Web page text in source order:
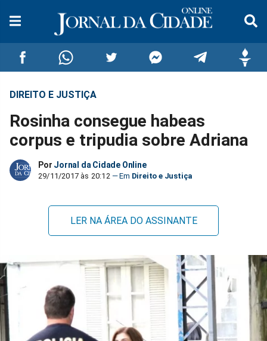
Compartilhar
no
Facebook
Compartilhar
no
Whatsapp
Compartilhar
no
Twitter
no
Messenger
no
DIREITO E JUSTIÇA
Rosinha consegue habeas
corpus e tripudia sobre Adriana
Por Jornal da Cidade Online
29/11/2017 às 20:12 Direito e Justiça
LER NA ÁREA DO ASSINANTE